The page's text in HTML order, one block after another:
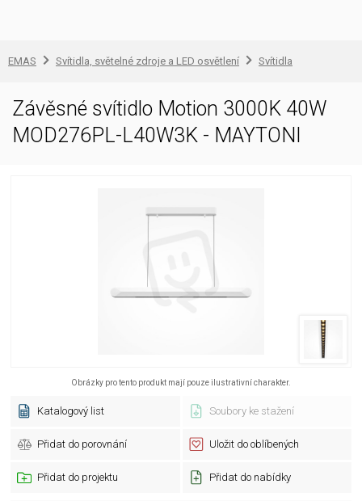
EMAS Svítidla, světelné zdroje a LED osvětlení Svítidla
Závěsné svítidlo Motion 3000K 40W
MOD276PL-L40W3K - MAYTONI
Obrázky pro tento produkt mají pouze ilustrativní charakter.
Katalogový list Soubory ke stažení
Přidat do porovnání Uložit do oblíbených
Přidat do projektu Přidat do nabídky